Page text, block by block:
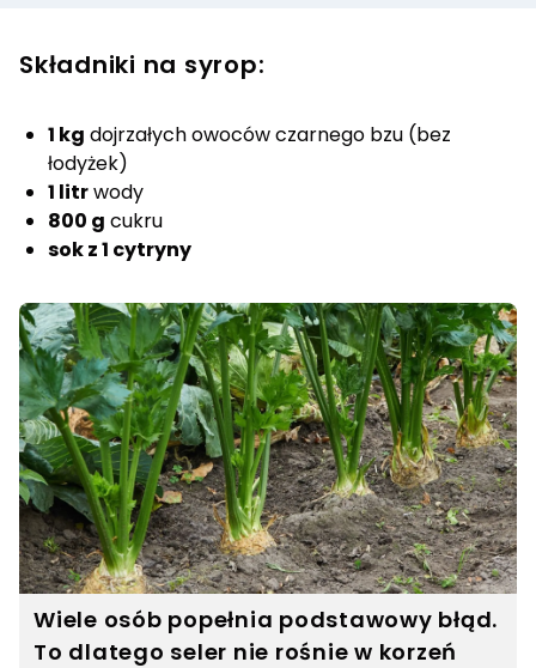
Składniki na syrop:
1 kg dojrzałych owoców czarnego bzu (bez
łodyżek)
1 litrwody
800 g cukru
sok z 1 cytryny
Wiele osób popełnia podstawowy błąd.
To dlatego seler nie rośnie w korzeń